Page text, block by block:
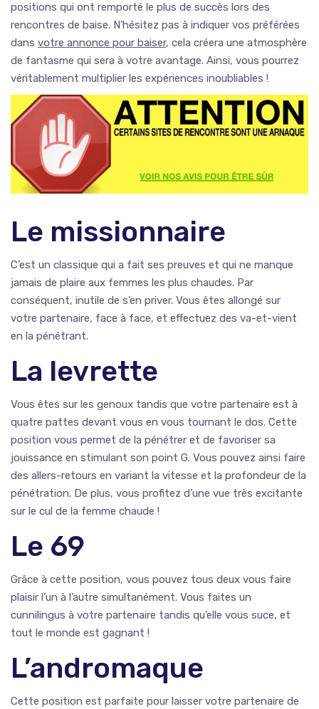
positions qui ont remporté le plus de succès lors des
rencontres de baise. N’hésitez pas à indiquer vos préférées
dans votre annonce pour baiser, cela créera une atmosphère
de fantasme qui sera à votre avantage. Ainsi, vous pourrez
véritablement multiplier les expériences inoubliables !
Le missionnaire
C’est un classique qui a fait ses preuves et qui ne manque
jamais de plaire aux femmes les plus chaudes. Par
conséquent, inutile de s’en priver. Vous êtes allongé sur
votre partenaire, face à face, et effectuez des va-et-vient
en la pénétrant.
La levrette
Vous êtes sur les genoux tandis que votre partenaire est à
quatre pattes devant vous en vous tournant le dos. Cette
position vous permet de la pénétrer et de favoriser sa
jouissance en stimulant son point G. Vous pouvez ainsi faire
des allers-retours en variant la vitesse et la profondeur de la
pénétration. De plus, vous profitez d’une vue très excitante
sur le cul de la femme chaude !
Le 69
Grâce à cette position, vous pouvez tous deux vous faire
plaisir l’un à l’autre simultanément. Vous faites un
cunnilingus à votre partenaire tandis qu’elle vous suce, et
tout le monde est gagnant !
L’andromaque
Cette position est parfaite pour laisser votre partenaire de